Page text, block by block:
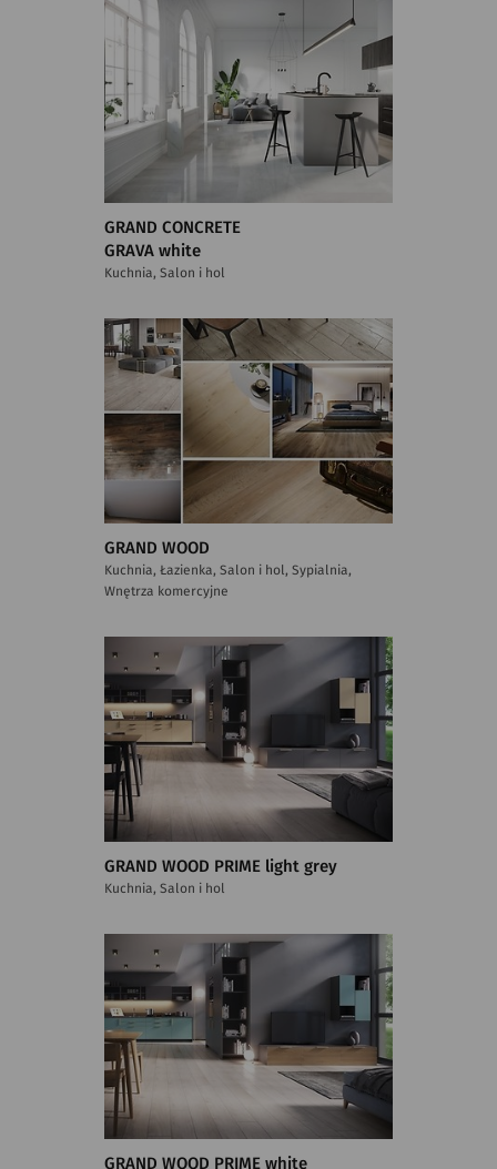
GRAND CONCRETE
GRAVA white
Kuchnia, Salon i hol
GRAND WOOD
Kuchnia, Łazienka, Salon i hol, Sypialnia,
Wnętrza komercyjne
GRAND WOOD PRIME light grey
Kuchnia, Salon i hol
GRAND WOOD PRIME white